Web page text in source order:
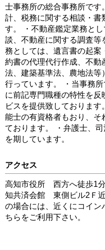
士事務所の総合事務所です
計、税務に関する相談・書
す。 ・不動産鑑定業務と
談、不動産に関する調査等
務としては、遺言書の起案
約書の代理代行作成、不
法、建築基準法、農地法等
行っています。 ・当事務
に前記専門職種の特性を
ビスを提供致しておりま
能士の有資格者もおり、そ
ております。 ・弁護士、
を期しています。
アクセス
高知市役所 西方へ徒歩1
知共済会館 東側ビル2Ｆ
の場合には、近くにコイン
ちらをご利用下さい。